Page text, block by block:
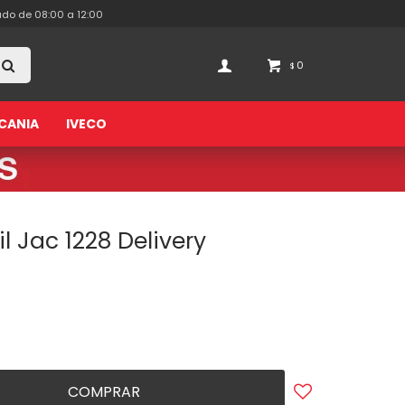
IVECO
$ 0
de 08:00 a 12:00
Jac 1228 Delivery
COMPRAR